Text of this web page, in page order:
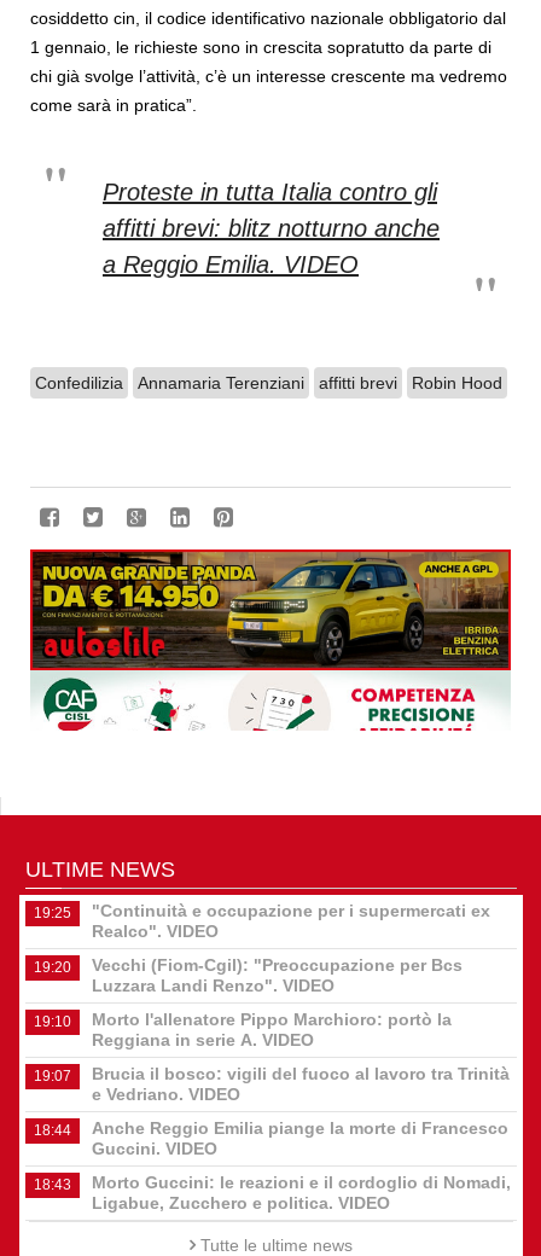
cosiddetto cin, il codice identificativo nazionale obbligatorio dal
1 gennaio, le richieste sono in crescita sopratutto da parte di
chi già svolge l’attività, c’è un interesse crescente ma vedremo
come sarà in pratica”.
Proteste in tutta Italia contro gli
affitti brevi: blitz notturno anche
a Reggio Emilia. VIDEO
Confedilizia Annamaria Terenziani affitti brevi Robin Hood
ULTIME NEWS
19:25
"Continuità e occupazione per i supermercati ex
Realco". VIDEO
19:20
Vecchi (Fiom-Cgil): "Preoccupazione per Bcs
Luzzara Landi Renzo". VIDEO
19:10
Morto l'allenatore Pippo Marchioro: portò la
Reggiana in serie A. VIDEO
19:07
Brucia il bosco: vigili del fuoco al lavoro tra Trinità
e Vedriano. VIDEO
18:44
Anche Reggio Emilia piange la morte di Francesco
Guccini. VIDEO
18:43
Morto Guccini: le reazioni e il cordoglio di Nomadi,
Ligabue, Zucchero e politica. VIDEO
Tutte le ultime news